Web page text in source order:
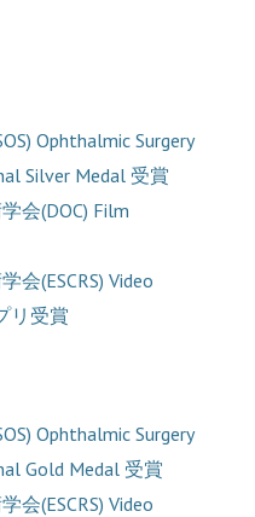
Ophthalmic Surgery
Silver Medal 受賞
会(DOC) Film
会(ESCRS) Video
リ受賞
Ophthalmic Surgery
Gold Medal 受賞
会(ESCRS) Video